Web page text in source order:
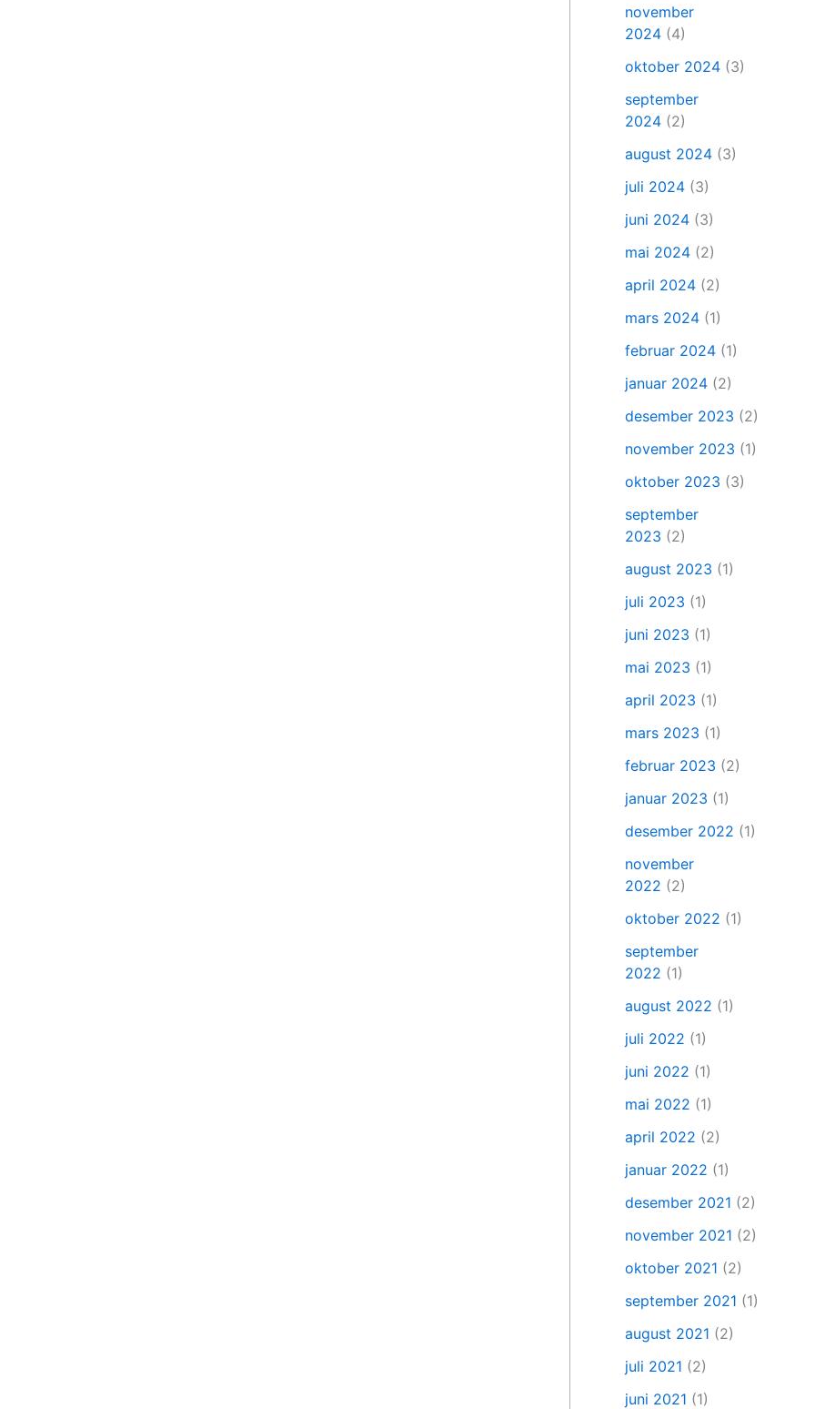
november
2024 (4)
oktober 2024 (3)
september
2024 (2)
august 2024 (3)
juli 2024 (3)
juni 2024 (3)
mai 2024 (2)
april 2024 (2)
mars 2024 (1)
februar 2024 (1)
januar 2024 (2)
desember 2023 (2)
november 2023 (1)
oktober 2023 (3)
september
2023 (2)
august 2023 (1)
juli 2023 (1)
juni 2023 (1)
mai 2023 (1)
april 2023 (1)
mars 2023 (1)
februar 2023 (2)
januar 2023 (1)
desember 2022 (1)
november
2022 (2)
oktober 2022 (1)
september
2022 (1)
august 2022 (1)
juli 2022 (1)
juni 2022 (1)
mai 2022 (1)
april 2022 (2)
januar 2022 (1)
desember 2021 (2)
november 2021 (2)
oktober 2021 (2)
september 2021 (1)
august 2021 (2)
juli 2021 (2)
juni 2021 (1)